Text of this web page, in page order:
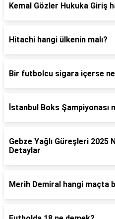
Kemal Gözler Hukuka Giriş
Hitachi hangi ülkenin malı?
Bir futbolcu sigara içerse
İstanbul Boks Şampiyonası
Gebze Yağlı Güreşleri 2025
Detaylar
Merih Demiral hangi maçta